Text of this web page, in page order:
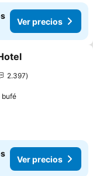
Ver precios
2.397
bufé
Ver precios